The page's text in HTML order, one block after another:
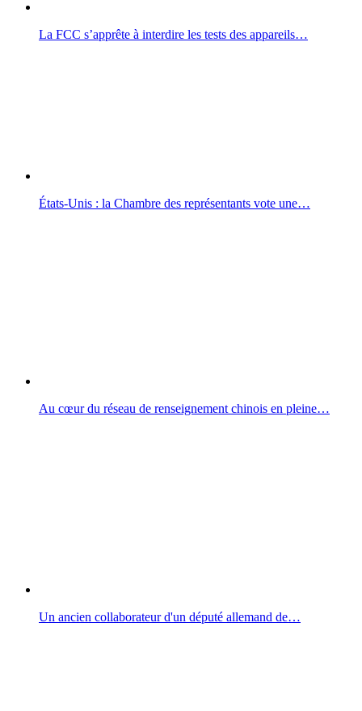
La FCC s’apprête à interdire les tests des appareils…
États-Unis : la Chambre des représentants vote une…
Au cœur du réseau de renseignement chinois en pleine…
Un ancien collaborateur d'un député allemand de…